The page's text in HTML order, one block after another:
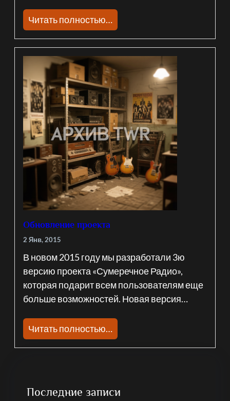
Читать полностью…
Обновление проекта
2 Янв, 2015
В новом 2015 году мы разработали 3ю
версию проекта «Сумеречное Радио»,
которая подарит всем пользователям еще
больше возможностей. Новая версия…
Читать полностью…
Последние записи